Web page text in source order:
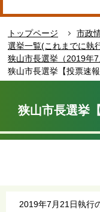
す
トップページ 市政
選挙一覧(これまでに執
狭山市長選挙（2019年7
狭山市長選挙【投票速報
か
狭山市長選挙
2019年7月21日執行